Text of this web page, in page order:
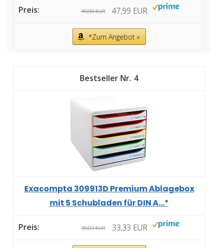
49,90 EUR 47,99 EUR
*Zum Angebot »
4
Exacompta 309913D Premium Ablagebox
mit 5 Schubladen für DIN A...*
39,07 EUR 33,33 EUR